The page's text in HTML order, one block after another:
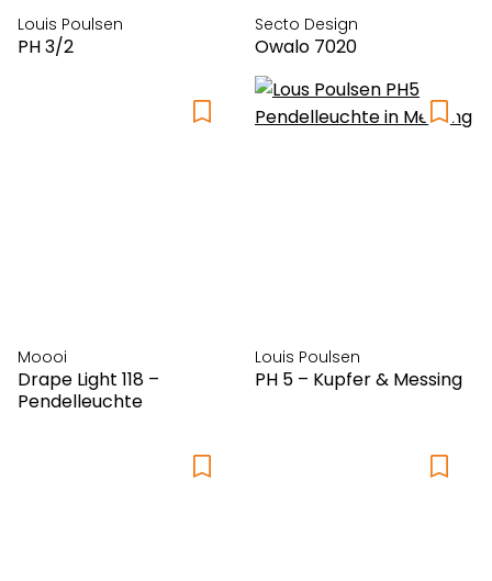
Louis Poulsen
PH 3/2
Secto Design
Owalo 7020
Moooi
Drape Light 118 –
Pendelleuchte
Louis Poulsen
PH 5 – Kupfer & Messing